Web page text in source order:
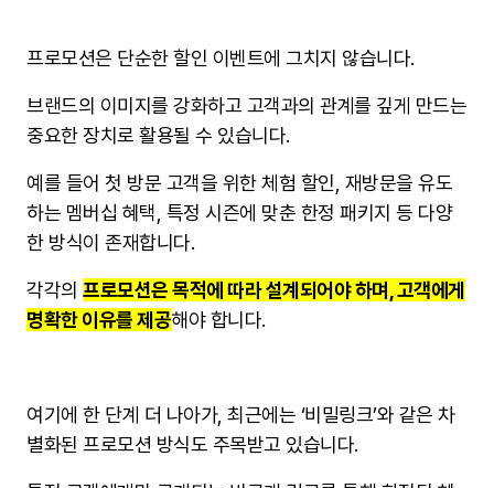
프로모션은 단순한 할인 이벤트에 그치지 않습니다.
브랜드의 이미지를 강화하고 고객과의 관계를 깊게 만드는
중요한 장치로 활용될 수 있습니다.
예를 들어 첫 방문 고객을 위한 체험 할인, 재방문을 유도
하는 멤버십 혜택, 특정 시즌에 맞춘 한정 패키지 등 다양
한 방식이 존재합니다.
각각의 프로모션은 목적에 따라 설계되어야 하며, 고객에게
명확한 이유를 제공해야 합니다.
여기에 한 단계 더 나아가, 최근에는 ‘비밀링크’와 같은 차
별화된 프로모션 방식도 주목받고 있습니다.